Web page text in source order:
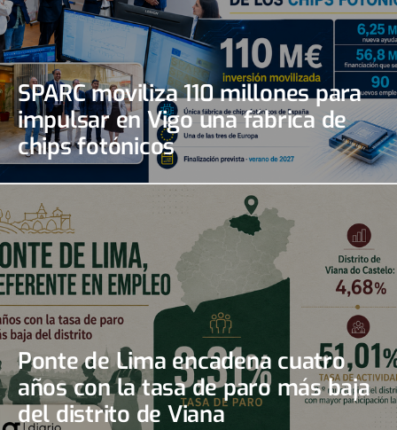
SPARC moviliza 110 millones para
impulsar en Vigo una fábrica de
chips fotónicos
Ponte de Lima encadena cuatro
años con la tasa de paro más baja
del distrito de Viana